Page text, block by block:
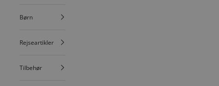
Børn
Rejseartikler
Tilbehør